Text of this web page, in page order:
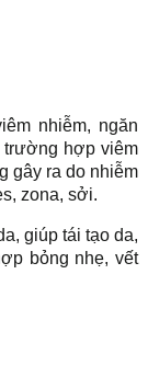
nhiễm, ngăn
trường hợp viêm
gây ra do nhiễm
zona, sởi.
giúp tái tạo da,
bỏng nhẹ, vết